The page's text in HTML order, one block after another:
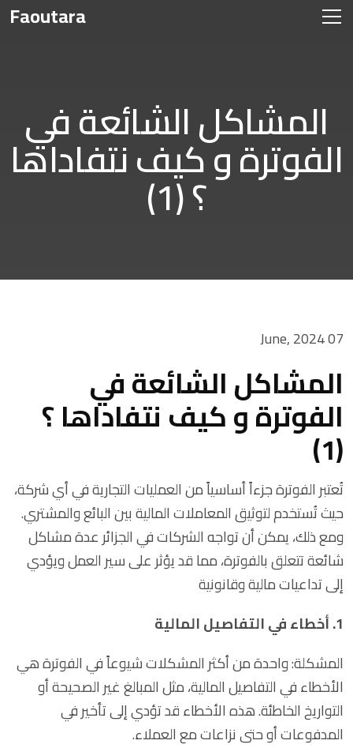
Faoutara
المشاكل الشائعة في
الفوترة و كيف نتفاداها
؟ (1)
07 June, 2024
المشاكل الشائعة في
الفوترة و كيف نتفاداها ؟
(1)
تُعتبر الفوترة جزءاً أساسياً من العمليات التجارية في أي شركة،
حيث تُستخدم لتوثيق المعاملات المالية بين البائع والمشتري.
ومع ذلك، يمكن أن تواجه الشركات في الجزائر عدة مشاكل
شائعة تتعلق بالفوترة، مما قد يؤثر على سير العمل ويؤدي
إلى تداعيات مالية وقانونية
1. أخطاء في التفاصيل المالية
المشكلة: واحدة من أكثر المشكلات شيوعاً في الفوترة هي
الأخطاء في التفاصيل المالية، مثل المبالغ غير الصحيحة أو
التواريخ الخاطئة. هذه الأخطاء قد تؤدي إلى تأخير في
المدفوعات أو حتى نزاعات مع العملاء.